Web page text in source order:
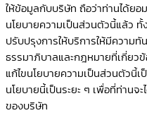
ให้ข้อมูลกับบริษัท ถือว่าท่านได้ย
นโยบายความเป็นส่วนตัวนี้แล้ว
ปรับปรุงการให้บริการให้มีความ
ธรรมาภิบาลและกฎหมายที่เกี่ยว
แก้ไขนโยบายความเป็นส่วนตัวนี้
นโยบายนี้เป็นระยะ ๆ เพื่อที่ท่านจ
ของบริษัท